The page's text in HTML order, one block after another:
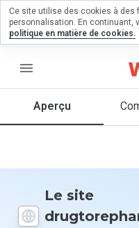
menu
Aperçu
Le site
commentaire
Quelle
donneriez-
Ce site utilise des cookies à des
personnalisation. En continuant,
politique en matière de cookies.